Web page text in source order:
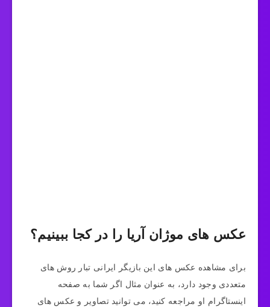
عکس های موژان آریا را در کجا ببینیم؟
برای مشاهده عکس های این بازیگر ایرانی تبار روش های
متعددی وجود دارد، به عنوان مثال اگر شما به صفحه
اینستاگرام او مراجعه کنید، می توانید تصاویر و عکس های